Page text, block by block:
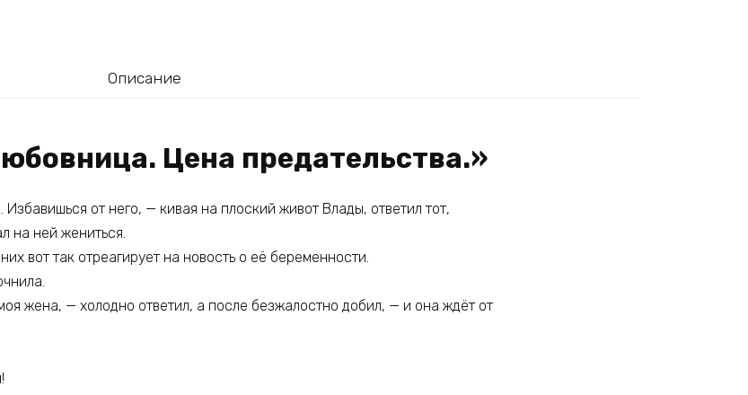
Описание
Цена предательства.»
от него, — кивая на плоский живот Влады, ответил тот,
на ней жениться.
вот так отреагирует на новость о её беременности.
жена, — холодно ответил, а после безжалостно добил, — и она ждёт от